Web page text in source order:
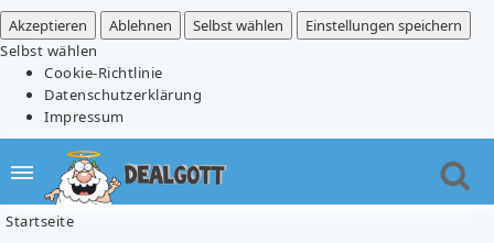
Akzeptieren
Ablehnen Selbst wählen
Einstellungen speichern
Selbst wählen
Cookie-Richtlinie
Datenschutzerklärung
Impressum
Startseite